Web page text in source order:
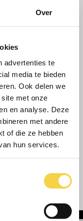
Over
advertenties te
media te bieden
Ook delen we
met onze
en analyse. Deze
met andere
of die ze hebben
hun services.